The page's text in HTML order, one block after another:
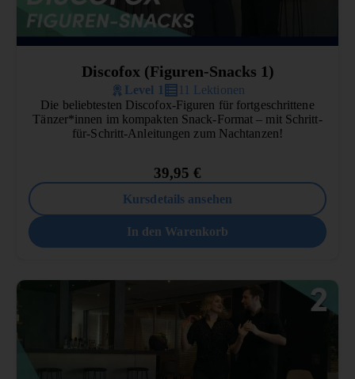
Discofox (Figuren-Snacks 1)
Level 1
11 Lektionen
Die beliebtesten Discofox-Figuren für fortgeschrittene
Tänzer*innen im kompakten Snack-Format – mit Schritt-
für-Schritt-Anleitungen zum Nachtanzen!
39,95€
Kursdetails ansehen
In den Warenkorb